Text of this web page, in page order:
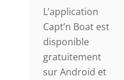
L’application
Capt’n Boat est
disponible
gratuitement
sur Android et